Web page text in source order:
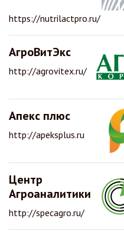
https://nutrilactpro.ru/
АгроВитЭкс
http://agrovitex.ru/
Апекс плюс
http://apeksplus.ru
Центр
Агроаналитики
http://specagro.ru/